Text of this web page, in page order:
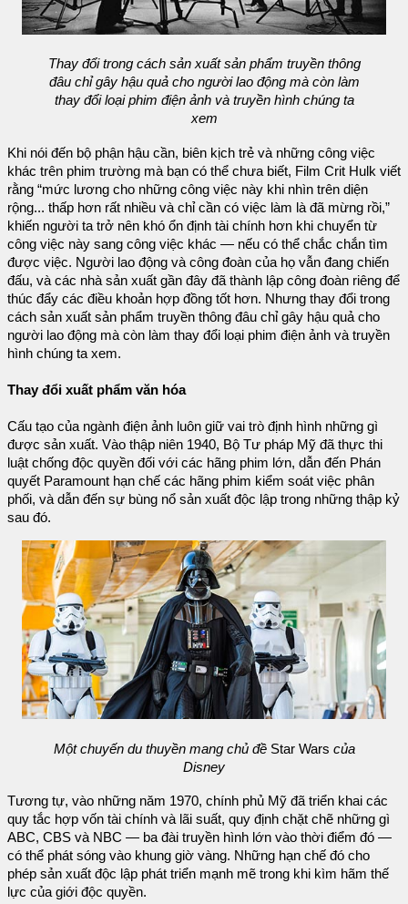
Thay đổi trong cách sản xuất sản phẩm truyền thông
đâu chỉ gây hậu quả cho người lao động mà còn làm
thay đổi loại phim điện ảnh và truyền hình chúng ta
xem
Khi nói đến bộ phận hậu cần, biên kịch trẻ và những công việc
khác trên phim trường mà bạn có thể chưa biết, Film Crit Hulk viết
rằng “mức lương cho những công việc này khi nhìn trên diện
rộng... thấp hơn rất nhiều và chỉ cần có việc làm là đã mừng rồi,”
khiến người ta trở nên khó ổn định tài chính hơn khi chuyển từ
công việc này sang công việc khác — nếu có thể chắc chắn tìm
được việc. Người lao động và công đoàn của họ vẫn đang chiến
đấu, và các nhà sản xuất gần đây đã thành lập công đoàn riêng để
thúc đẩy các điều khoản hợp đồng tốt hơn. Nhưng thay đổi trong
cách sản xuất sản phẩm truyền thông đâu chỉ gây hậu quả cho
người lao động mà còn làm thay đổi loại phim điện ảnh và truyền
hình chúng ta xem.
Thay đổi xuất phẩm văn hóa
Cấu tạo của ngành điện ảnh luôn giữ vai trò định hình những gì
được sản xuất. Vào thập niên 1940, Bộ Tư pháp Mỹ đã thực thi
luật chống độc quyền đối với các hãng phim lớn, dẫn đến Phán
quyết Paramount hạn chế các hãng phim kiểm soát việc phân
phối, và dẫn đến sự bùng nổ sản xuất độc lập trong những thập kỷ
sau đó.
Một chuyến du thuyền mang chủ đềStar Wars của
Disney
Tương tự, vào những năm 1970, chính phủ Mỹ đã triển khai các
quy tắc hợp vốn tài chính và lãi suất, quy định chặt chẽ những gì
ABC, CBS và NBC — ba đài truyền hình lớn vào thời điểm đó —
có thể phát sóng vào khung giờ vàng. Những hạn chế đó cho
phép sản xuất độc lập phát triển mạnh mẽ trong khi kìm hãm thế
lực của giới độc quyền.